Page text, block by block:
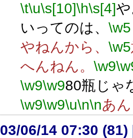
\t\u\s[10]\h\s[4]
いってのは、 \w5
やねんから、 \w5
へんねん。 \w9
\w9\w980瓶じゃ
\w9\w9\u\n\nあ
03/06/14 07:30 (81)